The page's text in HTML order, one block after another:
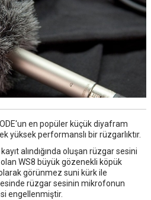
en popüler küçük diyafram
yüksek performanslı bir rüzgarlıktır.
alındığında oluşan rüzgar sesini
WS8 büyük gözenekli köpük
görünmez suni kürk ile
rüzgar sesinin mikrofonun
engellenmiştir.